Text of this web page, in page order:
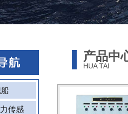
传感
产品中
HUA TAI